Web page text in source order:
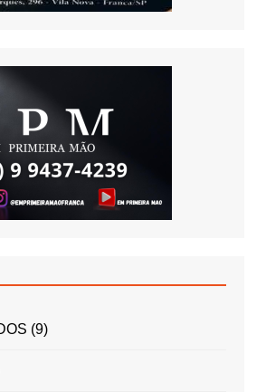
(9)